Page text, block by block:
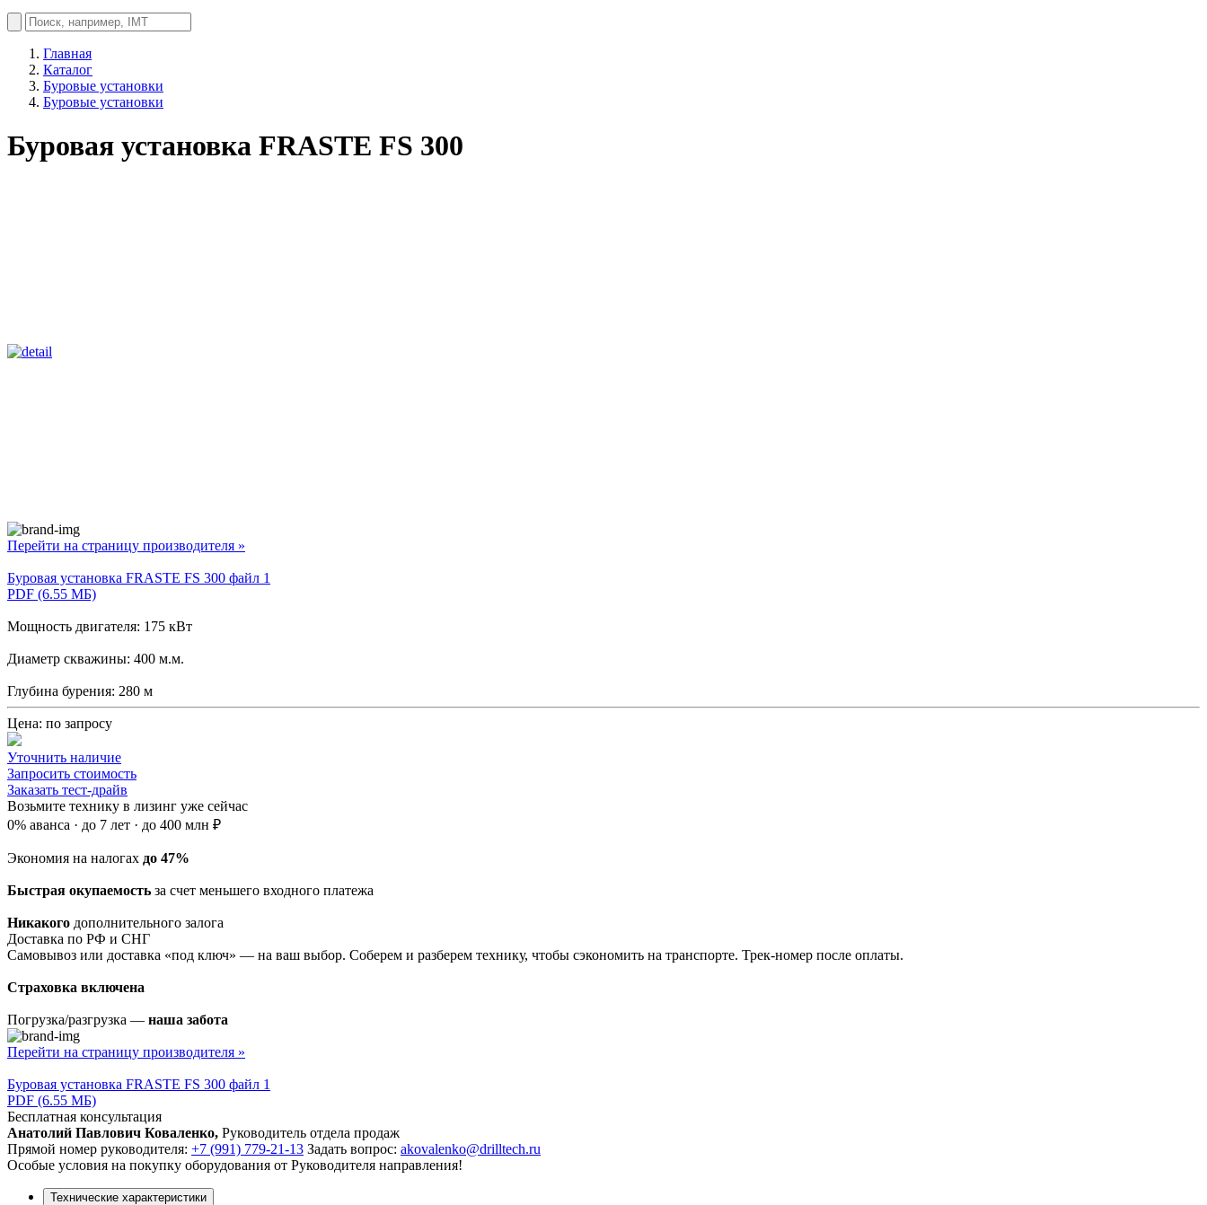
Главная
Каталог
Буровые установки
Буровые установки
Буровая установка FRASTE FS 300
Перейти на страницу производителя »
Буровая установка FRASTE FS 300 файл 1
PDF (6.55 МБ)
Мощность двигателя: 175 кВт
Диаметр скважины: 400 м.м.
Глубина бурения: 280 м
Цена: по запросу
Уточнить наличие
Запросить стоимость
Заказать тест-драйв
Возьмите технику в лизинг уже сейчас
0% аванса · до 7 лет · до 400 млн ₽
Экономия на налогах до 47%
Быстрая окупаемость за счет меньшего входного платежа
Никакого дополнительного залога
Доставка по РФ и СНГ
Cамовывоз или доставка «под ключ» — на ваш выбор. Соберем и разберем технику, чтобы сэкономить на транспорте. Трек-номер после оплаты.
Страховка включена
Погрузка/разгрузка — наша забота
Перейти на страницу производителя »
Буровая установка FRASTE FS 300 файл 1
PDF (6.55 МБ)
Бесплатная консультация
Анатолий Павлович Коваленко, Руководитель отдела продаж
Прямой номер руководителя: +7 (991) 779-21-13 Задать вопрос: akovalenko@drilltech.ru
Особые условия на покупку оборудования от Руководителя направления!
Технические характеристики